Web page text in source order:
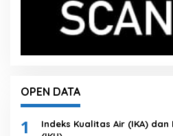
OPEN DATA
1
Indeks Kualitas Air (IKA)